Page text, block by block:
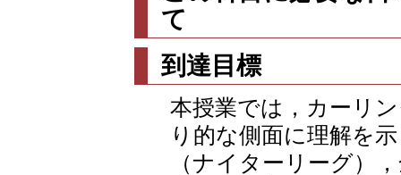
て
到達目標
本授業では，カーリ
り的な側面に理解を
（ナイターリーグ）